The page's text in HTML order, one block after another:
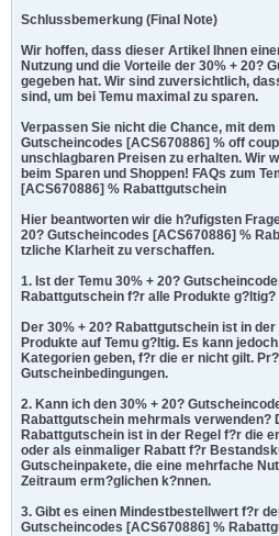
Schlussbemerkung (Final Note)
Wir hoffen, dass dieser Artikel Ihnen
Nutzung und die Vorteile der 30% + 20?
gegeben hat. Wir sind zuversichtlich,
sind, um bei Temu maximal zu sparen.
Verpassen Sie nicht die Chance, mit dem
Gutscheincodes [ACS670886] % off
unschlagbaren Preisen zu erhalten. Wir
beim Sparen und Shoppen! FAQs zum
[ACS670886] % Rabattgutschein
Hier beantworten wir die h?ufigsten
20? Gutscheincodes [ACS670886] %
tzliche Klarheit zu verschaffen.
1. Ist der Temu 30% + 20?
Rabattgutschein f?r alle Produkte g?ltig?
Der 30% + 20? Rabattgutschein ist in
Produkte auf Temu g?ltig. Es kann
Kategorien geben, f?r die er nicht gilt.
Gutscheinbedingungen.
2. Kann ich den 30% + 20?
Rabattgutschein mehrmals verwenden?
Rabattgutschein ist in der Regel f?r die
oder als einmaliger Rabatt f?r
Gutscheinpakete, die eine mehrfache
Zeitraum erm?glichen k?nnen.
3. Gibt es einen Mindestbestellwert f?r
Gutscheincodes [ACS670886] %